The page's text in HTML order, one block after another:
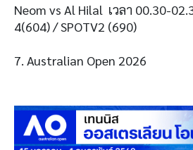
Neom vs Al Hilal เวลา 00.30-
4(604) / SPOTV2 (690)
7. Australian Open 2026